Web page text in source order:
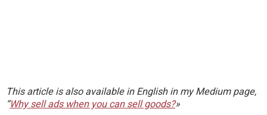
This article is also available in English in my Medium page,
“Why sell ads when you can sell goods?»